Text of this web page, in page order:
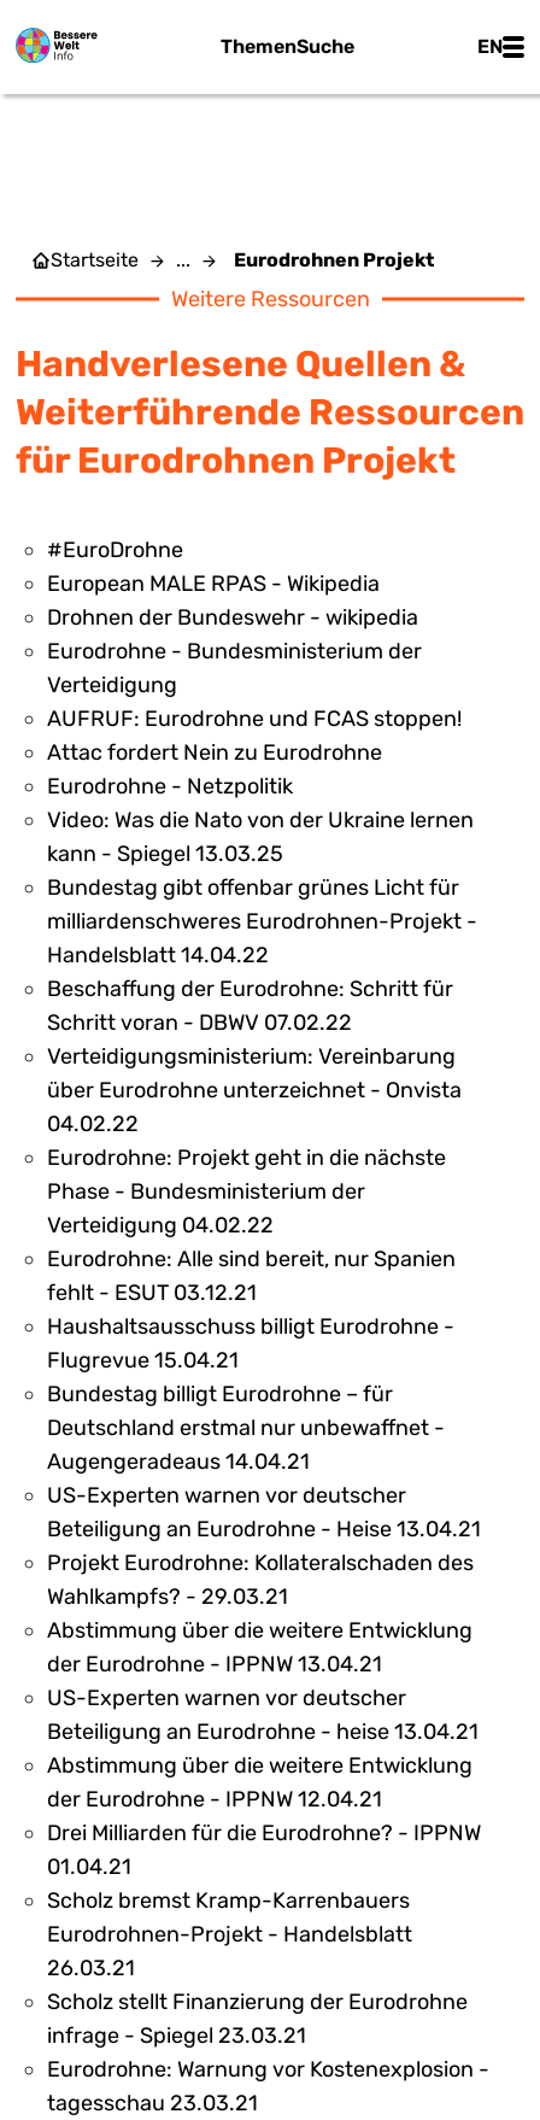
ThemenSuche EN
Startseite ... Eurodrohnen Projekt
Weitere Ressourcen
Handverlesene Quellen &
Weiterführende Ressourcen
für Eurodrohnen Projekt
#EuroDrohne
European MALE RPAS - Wikipedia
Drohnen der Bundeswehr - wikipedia
Eurodrohne - Bundesministerium der
Verteidigung
AUFRUF: Eurodrohne und FCAS stoppen!
Attac fordert Nein zu Eurodrohne
Eurodrohne - Netzpolitik
Video: Was die Nato von der Ukraine lernen
kann - Spiegel 13.03.25
Bundestag gibt offenbar grünes Licht für
milliardenschweres Eurodrohnen-Projekt -
Handelsblatt 14.04.22
Beschaffung der Eurodrohne: Schritt für
Schritt voran - DBWV 07.02.22
Verteidigungsministerium: Vereinbarung
über Eurodrohne unterzeichnet - Onvista
04.02.22
Eurodrohne: Projekt geht in die nächste
Phase - Bundesministerium der
Verteidigung 04.02.22
Eurodrohne: Alle sind bereit, nur Spanien
fehlt - ESUT 03.12.21
Haushaltsausschuss billigt Eurodrohne -
Flugrevue 15.04.21
Bundestag billigt Eurodrohne – für
Deutschland erstmal nur unbewaffnet -
Augengeradeaus 14.04.21
US-Experten warnen vor deutscher
Beteiligung an Eurodrohne - Heise 13.04.21
Projekt Eurodrohne: Kollateralschaden des
Wahlkampfs? - 29.03.21
Abstimmung über die weitere Entwicklung
der Eurodrohne - IPPNW 13.04.21
US-Experten warnen vor deutscher
Beteiligung an Eurodrohne - heise 13.04.21
Abstimmung über die weitere Entwicklung
der Eurodrohne - IPPNW 12.04.21
Drei Milliarden für die Eurodrohne? - IPPNW
01.04.21
Scholz bremst Kramp-Karrenbauers
Eurodrohnen-Projekt - Handelsblatt
26.03.21
Scholz stellt Finanzierung der Eurodrohne
infrage - Spiegel 23.03.21
Eurodrohne: Warnung vor Kostenexplosion -
tagesschau 23.03.21